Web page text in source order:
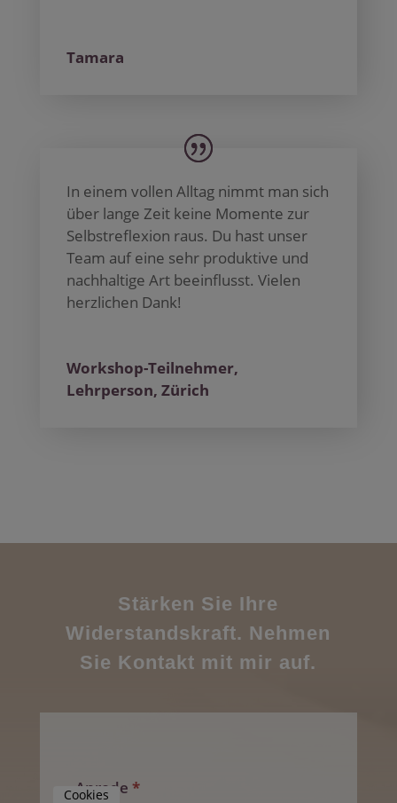
Tamara
In einem vollen Alltag nimmt man sich
über lange Zeit keine Momente zur
Selbstreflexion raus. Du hast unser
Team auf eine sehr produktive und
nachhaltige Art beeinflusst. Vielen
herzlichen Dank!
Workshop-Teilnehmer,
Lehrperson, Zürich
Stärken Sie Ihre
Widerstandskraft. Nehmen
Sie Kontakt mit mir auf.
Anrede *
Cookies